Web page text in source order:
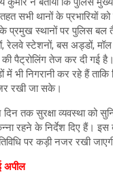
सभी थानों के प्रभारियों
प्रमुख स्थानों पर पुलिस बल
रेलवे स्टेशनों, बस अड्डों,
की पैट्रोलिंग तेज कर दी गई
में भी निगरानी कर रहे हैं ताकि
रखी जा सके।
तक सुरक्षा व्यवस्था को
रहने के निर्देश दिए हैं। इस
पर कड़ी नजर रखी
अपील